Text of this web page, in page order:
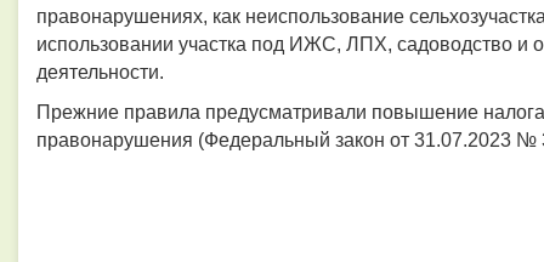
правонарушениях, как неиспользование
использовании участка под ИЖС, ЛПХ, садоводство и
деятельности.
Прежние правила предусматривали повышение
правонарушения (Федеральный закон от 31.07.2023 №